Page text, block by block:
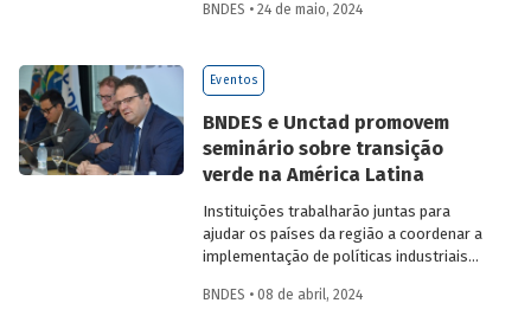
principalmente na Amazônia. Áreas
milhões de unidades de crédito de
carbono verificadas (VUC) anualmente
BNDES • 24 de maio, 2024
Eventos
BNDES e Unctad promovem
seminário sobre transição
verde na América Latina
Instituições trabalharão juntas para
ajudar os países da região a coordenar a
implementação de políticas industriais
BNDES • 08 de abril, 2024